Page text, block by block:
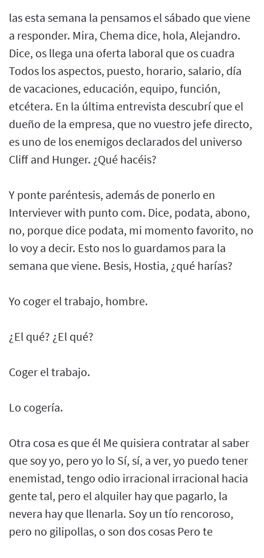
las esta semana la pensamos el sábado que viene
a responder. Mira, Chema dice, hola, Alejandro.
Dice, os llega una oferta laboral que os cuadra
Todos los aspectos, puesto, horario, salario, día
de vacaciones, educación, equipo, función,
etcétera. En la última entrevista descubrí que el
dueño de la empresa, que no vuestro jefe directo,
es uno de los enemigos declarados del universo
Cliff and Hunger. ¿Qué hacéis?
Y ponte paréntesis, además de ponerlo en
Interviever with punto com. Dice, podata, abono,
no, porque dice podata, mi momento favorito, no
lo voy a decir. Esto nos lo guardamos para la
semana que viene. Besis, Hostia, ¿qué harías?
Yo coger el trabajo, hombre.
¿El qué? ¿El qué?
Coger el trabajo.
Lo cogería.
Otra cosa es que él Me quisiera contratar al saber
que soy yo, pero yo lo Sí, sí, a ver, yo puedo tener
enemistad, tengo odio irracional irracional hacia
gente tal, pero el alquiler hay que pagarlo, la
nevera hay que llenarla. Soy un tío rencoroso,
pero no gilipollas, o son dos cosas Pero te